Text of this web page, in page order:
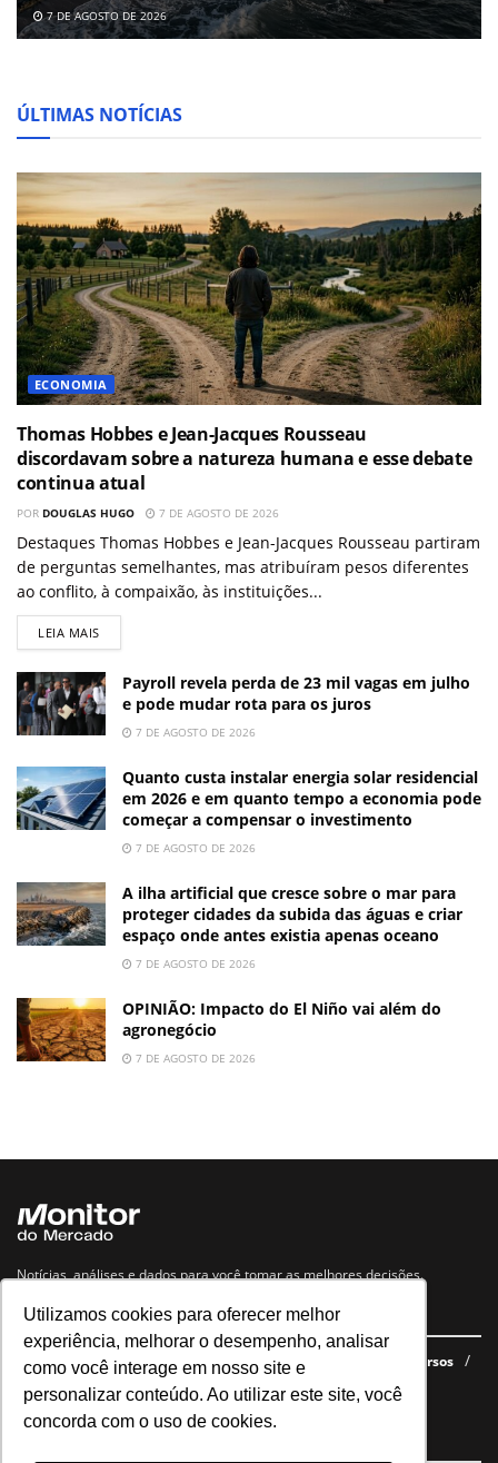
Utilizamos cookies para oferecer melhor
experiência, melhorar o desempenho, analisar
como você interage em nosso site e
personalizar conteúdo. Ao utilizar este site, você
concorda com o uso de cookies.
7 DE AGOSTO DE 2026
ÚLTIMAS NOTÍCIAS
ECONOMIA
Thomas Hobbes e Jean-Jacques Rousseau
discordavam sobre a natureza humana e esse debate
continua atual
POR DOUGLAS HUGO 7 DE AGOSTO DE 2026
Destaques Thomas Hobbes e Jean-Jacques Rousseau partiram
de perguntas semelhantes, mas atribuíram pesos diferentes
ao conflito, à compaixão, às instituições...
LEIA MAIS
Payroll revela perda de 23 mil vagas em julho
e pode mudar rota para os juros
7 DE AGOSTO DE 2026
Quanto custa instalar energia solar residencial
em 2026 e em quanto tempo a economia pode
começar a compensar o investimento
7 DE AGOSTO DE 2026
A ilha artificial que cresce sobre o mar para
proteger cidades da subida das águas e criar
espaço onde antes existia apenas oceano
7 DE AGOSTO DE 2026
OPINIÃO: Impacto do El Niño vai além do
agronegócio
7 DE AGOSTO DE 2026
Notícias, análises e dados para você tomar as melhores decisões.
Navegue no site
Últimas notícias Quem somos E-books gratuitos
Cursos
Política de privacidade